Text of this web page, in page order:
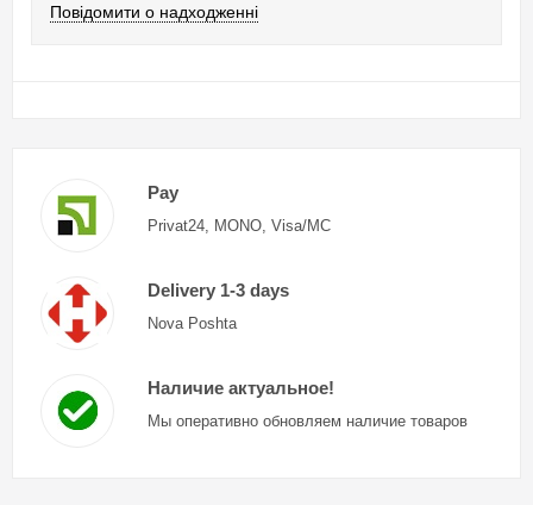
Повідомити о надходженні
Pay
Privat24, MONO, Visa/MC
Delivery 1-3 days
Nova Poshta
Наличие актуальное!
Мы оперативно обновляем наличие товаров